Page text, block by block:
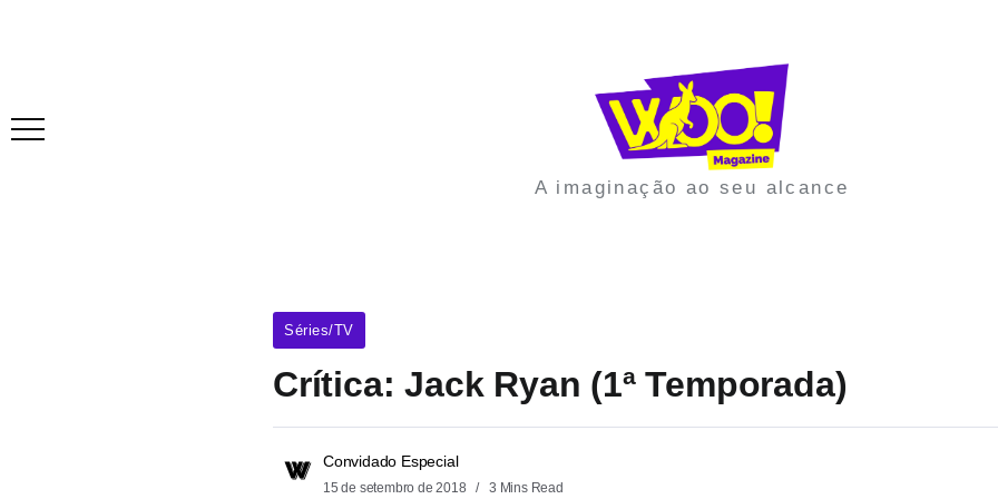
A imaginação ao seu alcance
Séries/TV
Crítica: Jack Ryan (1ª Temporada)
Convidado Especial
15 de setembro de 2018 3 Mins Read